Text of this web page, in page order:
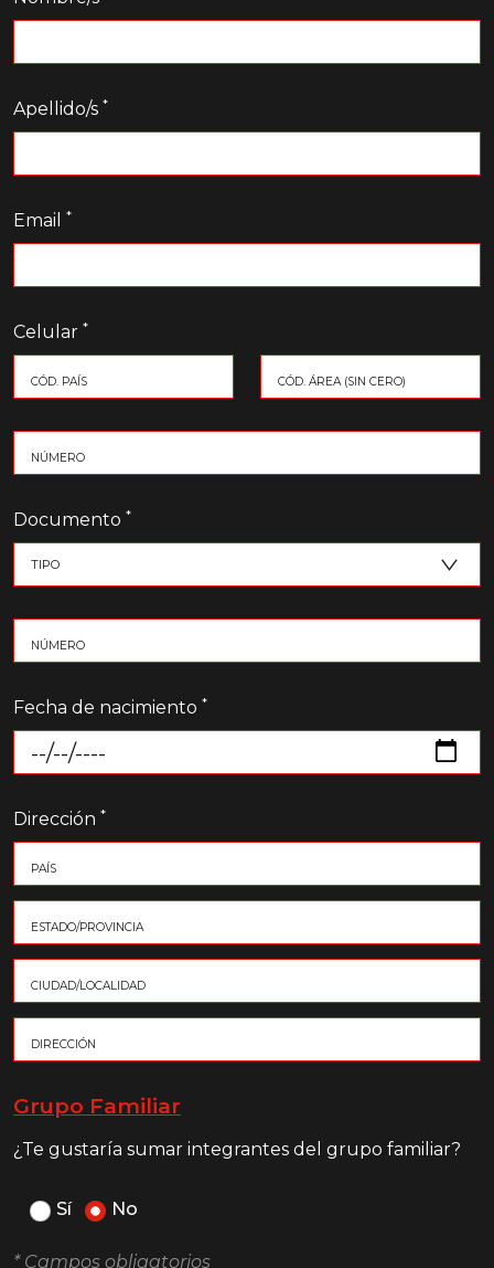
Apellido/s *
Email *
Celular *
Documento *
Fecha de nacimiento *
Dirección *
Grupo Familiar
¿Te gustaría sumar integrantes del grupo familiar?
Sí No
* Campos obligatorios